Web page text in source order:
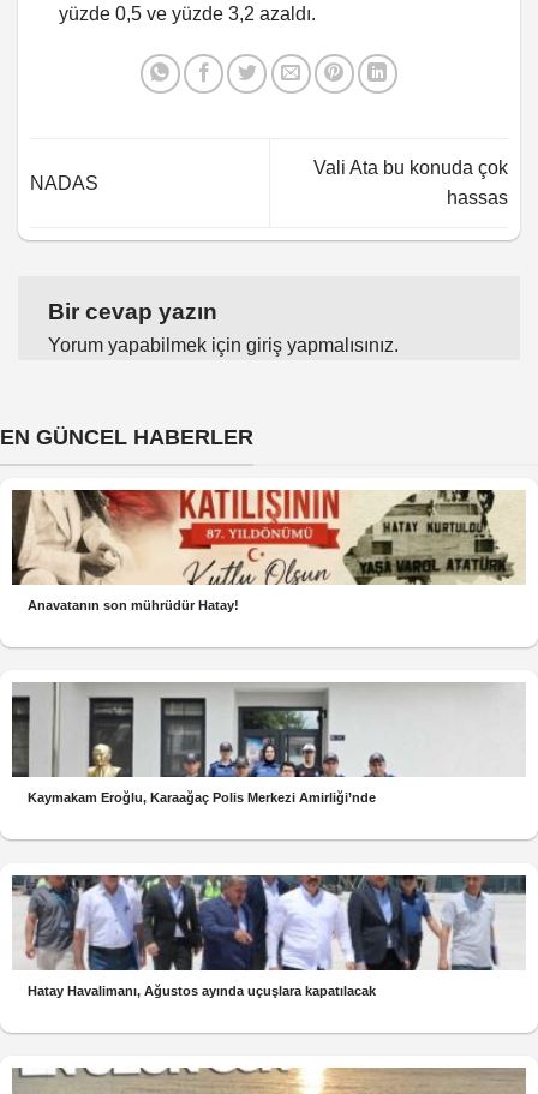
yüzde 0,5 ve yüzde 3,2 azaldı.
NADAS
Vali Ata bu konuda çok
hassas
Bir cevap yazın
Yorum yapabilmek için giriş yapmalısınız.
EN GÜNCEL HABERLER
Anavatanın son mührüdür Hatay!
Kaymakam Eroğlu, Karaağaç Polis Merkezi Amirliği’nde
Hatay Havalimanı, Ağustos ayında uçuşlara kapatılacak